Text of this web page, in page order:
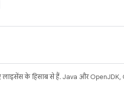
के हिसाब से हैं. Java और OpenJDK,